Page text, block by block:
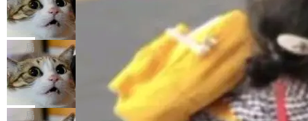
字，留下了这份纪念。 雷霄骅曾是中国传媒大学
数字电视技术方向的博士生，长期从事视频、音
频技...
务，最终却产生了 180 万美元的账单，实际支出
超出原定预算 860%。 更令人意外的是，该项目
最终并未成功落地，而高额算力消耗持续运行长
达 5 个月，公司直到财务对账时才察觉异常。这
意味着一个无人看管的 AI 程序，在近半年时间
里日夜不停地"烧钱"。 复盘显示，...
且按目前的速度，中国 AI 工具预计在今年底或
2027 年就能追上美国前沿实验室的水平。 Dela
ngue 把原因归结为一件事：开放协作。中国的
AI 开发者在一个共享和协作的生态里加速迭代，
而美国模型厂商在"闭门造车"。他的原话是 "buil
ding in silos"——各自为战，互不通气。 这个判
断从他嘴里说出来分量不同。Hugging Face 是
当 AI agent 把源码变成了最好的扩展系
统，开发者工具必须开源
五年前，David Crawshaw 问过很多软件工程师
一个问题：你写过什么给自己用的程序？答案几
乎都是没有。工程师们整天用别人写的程序写程
序给别人用。偶尔有人自己写个博客系统、智能
家居控制、家庭实验室，都算稀奇事。 Crawsh
aw 是 Shelley 的作者，一个开源 AI coding age
局
DeepSeek Harness 宣布内测邀请，全
网最大规模开源 Agent 路演现场诞生
一条内测招募帖，发出去的时候大概没人想到它
会变成一场开源 Agent 生态的路演。 8月1日，
局